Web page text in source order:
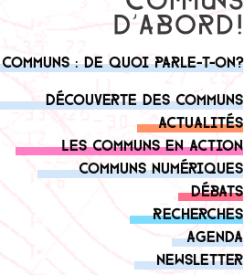
Communs : de quoi parle-t-on?
Découverte des communs
Actualités
Les communs en action
Communs numériques
Débats
Recherches
Agenda
Newsletter